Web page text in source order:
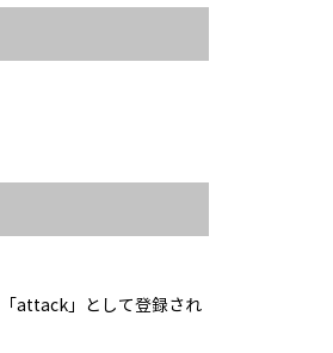
attack」として登録され